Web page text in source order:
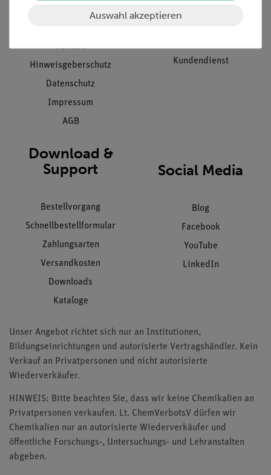
Kontakt
Hinweisgeberschutz
Datenschutz
Impressum
AGB
Kundendienst
Download &
Support
Bestellvorgang
Schnellbestellformular
Zahlungsarten
Versandkosten
Downloads
Kataloge
Social Media
Blog
Facebook
YouTube
LinkedIn
Unser Angebot richtet sich nur an Institutionen,
Bildungseinrichtungen und autorisierte Vertragshändler. Kein
Verkauf an Privatpersonen und nicht autorisierte
Wiederverkäufer.
HINWEIS: Bitte beachten Sie, dass wir keine Chemikalien an
Privatpersonen verkaufen. Lt. ChemVerbotsV dürfen wir
Chemikalien nur an autorisierte Wiederverkäufer und
öffentliche Forschungs-, Untersuchungs- und Lehranstalten
abgeben.
Auswahl akzeptieren